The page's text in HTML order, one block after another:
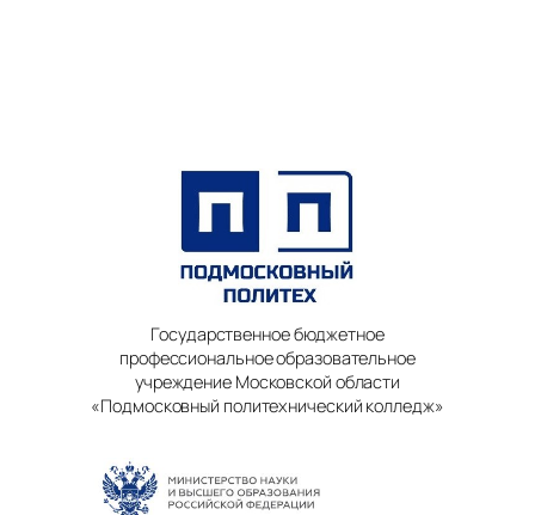
Государственное бюджетное
профессиональное образовательное
учреждение Московской области
«Подмосковный политехнический колледж»